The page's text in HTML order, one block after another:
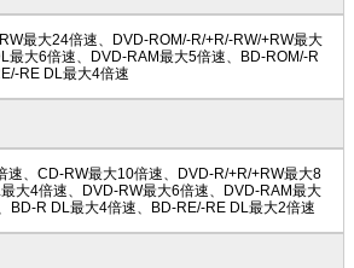
最大24倍速、DVD-ROM/-R/+R/-RW/+RW最大
最大6倍速、DVD-RAM最大5倍速、BD-ROM/-R
RE DL最大4倍速
速、CD-RW最大10倍速、DVD-R/+R/+RW最大8
大4倍速、DVD-RW最大6倍速、DVD-RAM最大
BD-R DL最大4倍速、BD-RE/-RE DL最大2倍速